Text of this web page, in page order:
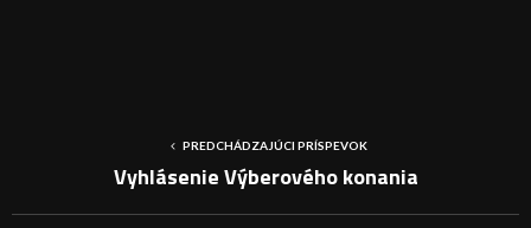
PREDCHÁDZAJÚCI PRÍSPEVOK
Vyhlásenie Výberového konania